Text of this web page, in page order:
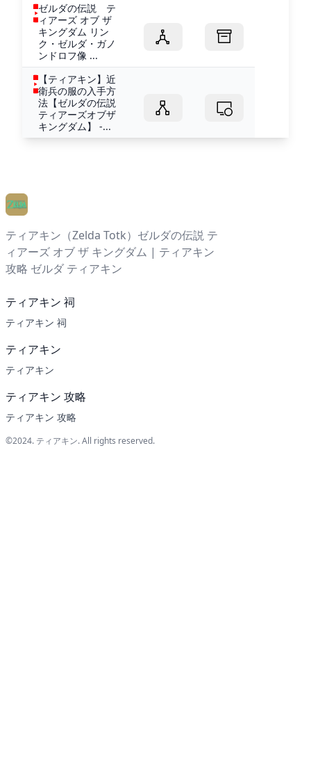
ゼルダの伝説 テ
ィアーズ オブ ザ
キングダム リン
ク・ゼルダ・ガノ
ンドロフ像 ...
【ティアキン】近
衛兵の服の入手方
法【ゼルダの伝説
ティアーズオブザ
キングダム】 -...
ティアキン（Zelda Totk）ゼルダの伝説 テ
ィアーズ オブ ザ キングダム | ティアキン
攻略 ゼルダ ティアキン
ティアキン 祠
ティアキン 祠
ティアキン
ティアキン
ティアキン 攻略
ティアキン 攻略
©2024. ティアキン. All rights reserved.